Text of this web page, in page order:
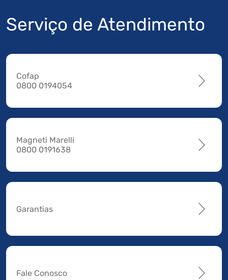
Serviço de Atendimento
Cofap
0800 0194054
Magneti Marelli
0800 0191638
Garantias
Fale Conosco